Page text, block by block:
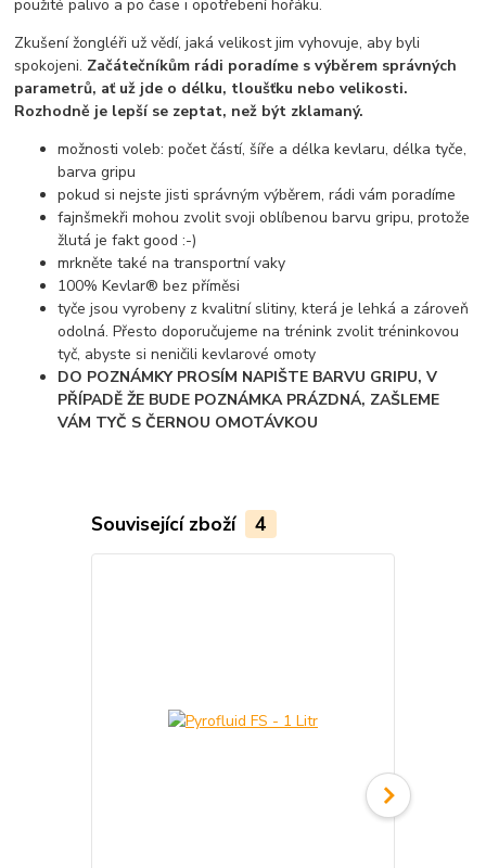
použité palivo a po čase i opotřebení hořáku.
Zkušení žongléři už vědí, jaká velikost jim vyhovuje, aby byli
spokojeni. Začátečníkům rádi poradíme s výběrem správných
parametrů, ať už jde o délku, tloušťku nebo velikosti.
Rozhodně je lepší se zeptat, než být zklamaný.
možnosti voleb: počet částí, šíře a délka kevlaru, délka tyče,
barva gripu
pokud si nejste jisti správným výběrem, rádi vám poradíme
fajnšmekři mohou zvolit svoji oblíbenou barvu gripu, protože
žlutá je fakt good :-)
mrkněte také na transportní vaky
100% Kevlar® bez příměsi
tyče jsou vyrobeny z kvalitní slitiny, která je lehká a zároveň
odolná. Přesto doporučujeme na trénink zvolit tréninkovou
tyč, abyste si neničili kevlarové omoty
DO POZNÁMKY PROSÍM NAPIŠTE BARVU GRIPU, V
PŘÍPADĚ ŽE BUDE POZNÁMKA PRÁZDNÁ, ZAŠLEME
VÁM TYČ S ČERNOU OMOTÁVKOU
Související zboží 4